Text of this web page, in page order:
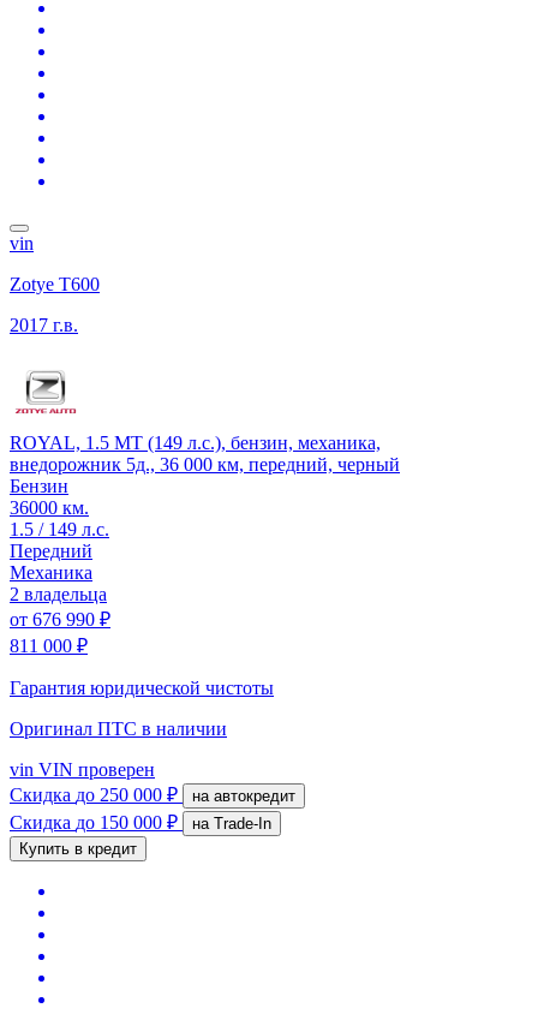
vin
Zotye T600
2017 г.в.
ROYAL, 1.5 MT (149 л.с.), бензин, механика,
внедорожник 5д., 36 000 км, передний, черный
Бензин
36000 км.
1.5 / 149 л.с.
Передний
Механика
2 владельца
от 676 990 ₽
811 000 ₽
Гарантия юридической чистоты
Оригинал ПТС в наличии
vin VIN проверен
Скидка до 250 000 ₽ на автокредит
Скидка до 150 000 ₽
на Trade-In
Купить в кредит